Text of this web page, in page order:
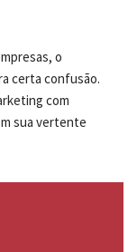
o
certa confusão.
com
sua vertente